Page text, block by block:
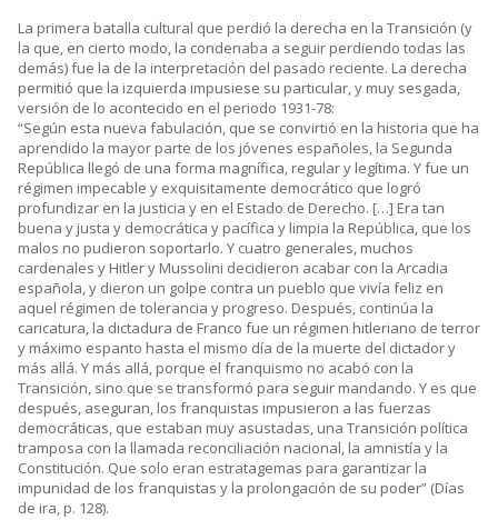
La primera batalla cultural que perdió la derecha en la Transición (y
la que, en cierto modo, la condenaba a seguir perdiendo todas las
demás) fue la de la interpretación del pasado reciente. La derecha
permitió que la izquierda impusiese su particular, y muy sesgada,
versión de lo acontecido en el periodo 1931-78:
“Según esta nueva fabulación, que se convirtió en la historia que ha
aprendido la mayor parte de los jóvenes españoles, la Segunda
República llegó de una forma magnífica, regular y legítima. Y fue un
régimen impecable y exquisitamente democrático que logró
profundizar en la justicia y en el Estado de Derecho. […] Era tan
buena y justa y democrática y pacífica y limpia la República, que los
malos no pudieron soportarlo. Y cuatro generales, muchos
cardenales y Hitler y Mussolini decidieron acabar con la Arcadia
española, y dieron un golpe contra un pueblo que vivía feliz en
aquel régimen de tolerancia y progreso. Después, continúa la
caricatura, la dictadura de Franco fue un régimen hitleriano de terror
y máximo espanto hasta el mismo día de la muerte del dictador y
más allá. Y más allá, porque el franquismo no acabó con la
Transición, sino que se transformó para seguir mandando. Y es que
después, aseguran, los franquistas impusieron a las fuerzas
democráticas, que estaban muy asustadas, una Transición política
tramposa con la llamada reconciliación nacional, la amnistía y la
Constitución. Que solo eran estratagemas para garantizar la
impunidad de los franquistas y la prolongación de su poder” (Días
de ira, p. 128).